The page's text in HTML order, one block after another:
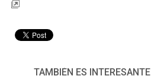
TAMBIÉN ES INTERESANTE